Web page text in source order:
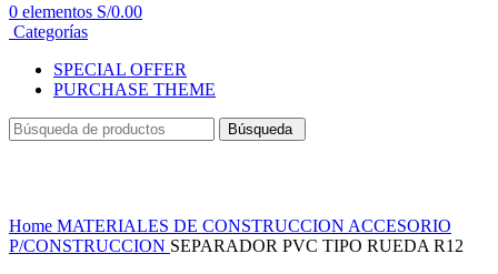
0 elementos S/0.00
Categorías
SPECIAL OFFER
PURCHASE THEME
Búsqueda
Home MATERIALES DE CONSTRUCCION ACCESORIO
P/CONSTRUCCION SEPARADOR PVC TIPO RUEDA R12